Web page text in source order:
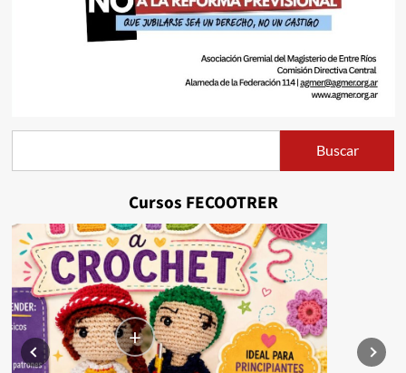
Buscar
Cursos FECOOTRER
+